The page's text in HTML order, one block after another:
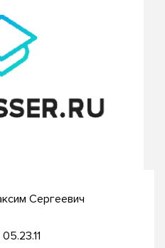
Сергеевич
05.23.11